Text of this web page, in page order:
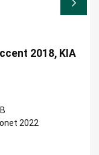
2018, KIA
2022